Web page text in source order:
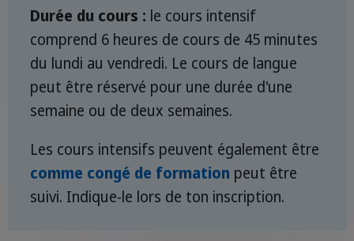
Durée du cours : le cours intensif
comprend 6 heures de cours de 45 minutes
du lundi au vendredi. Le cours de langue
peut être réservé pour une durée d'une
semaine ou de deux semaines.
Les cours intensifs peuvent également être
comme congé de formation peut être
suivi. Indique-le lors de ton inscription.